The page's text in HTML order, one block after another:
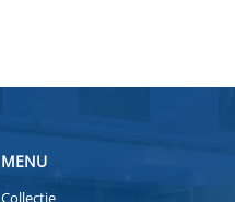
MENU
Collectie